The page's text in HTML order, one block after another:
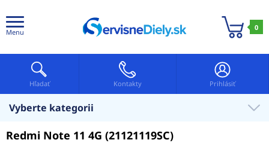
Menu
0
Hľadať Kontakty Prihlásiť
Vyberte kategorii
Redmi Note 11 4G (21121119SC)